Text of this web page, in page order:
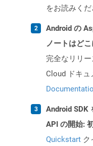
をお読みくだ
Android の
ノートはど
完全なリリ
Cloud ドキュ
Android SDK
API の開始:
Quickstart ク